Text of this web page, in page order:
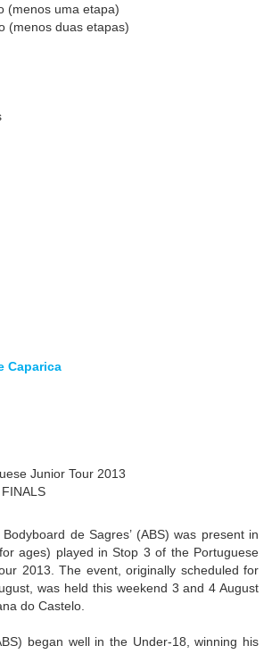
(menos uma etapa)
(menos duas etapas)
Caparica
Junior Tour 2013
de Sagres’ (ABS) was present in
ages) played in Stop 3 of the Portuguese
2013. The event, originally scheduled for
was held this weekend 3 and 4 August
do Castelo.
began well in the Under-18, winning his